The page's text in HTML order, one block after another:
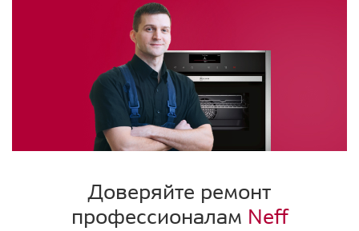
Доверяйте ремонт
профессионалам Neff